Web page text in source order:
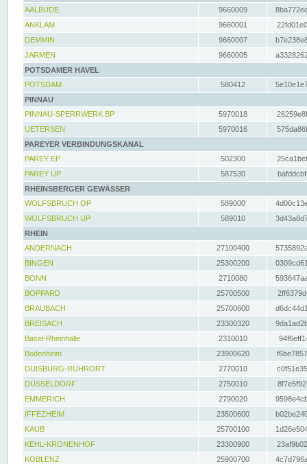
AALBUDE
9660009
ANKLAM
9660001
DEMMIN
9660007
JARMEN
9660005
POTSDAMER HAVEL
POTSDAM
580412
PINNAU
PINNAU-SPERRWERK BP
5970018
UETERSEN
5970016
PAREYER VERBINDUNGSKANAL
PAREY EP
502300
PAREY UP
587530
RHEINSBERGER GEWÄSSER
WOLFSBRUCH OP
589000
WOLFSBRUCH UP
589010
RHEIN
ANDERNACH
27100400
BINGEN
25300200
BONN
2710080
BOPPARD
25700500
BRAUBACH
25700600
BREISACH
23300320
Basel-Rheinhalle
2310010
Bodenheim
23900620
DUISBURG-RUHRORT
2770010
DÜSSELDORF
2750010
EMMERICH
2790020
IFFEZHEIM
23500600
KAUB
25700100
KEHL-KRONENHOF
23300900
KOBLENZ
25900700